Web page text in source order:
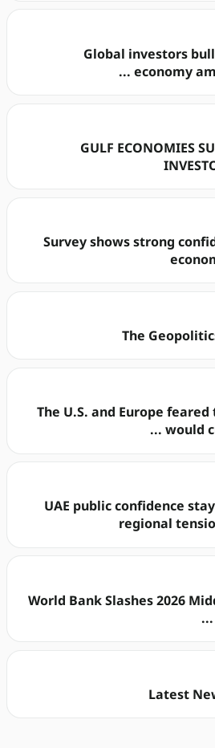
Global investors
economy
GULF ECONOMIES
Survey shows strong
The
The U.S. and Europe
would
UAE public confidence
regional
World Bank Slashes 2026
Latest